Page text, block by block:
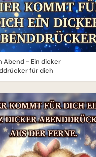
Abend - Ein dicker
für dich